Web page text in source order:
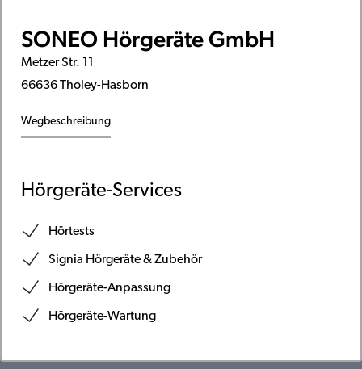
SONEO Hörgeräte GmbH
Metzer Str. 11
66636 Tholey-Hasborn
Wegbeschreibung
Hörgeräte-Services
Hörtests
Signia Hörgeräte & Zubehör
Hörgeräte-Anpassung
Hörgeräte-Wartung